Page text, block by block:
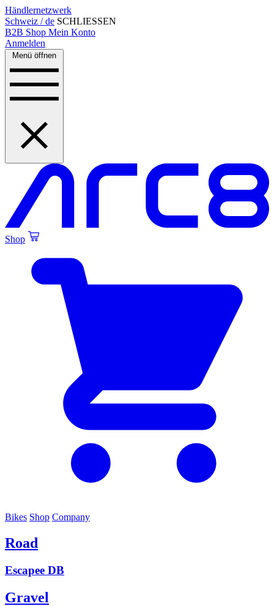
Händlernetzwerk
Schweiz / de SCHLIESSEN
B2B Shop Mein Konto
Anmelden
Menü öffnen
Shop
Bikes Shop Company
Road
Escapee DB
Gravel